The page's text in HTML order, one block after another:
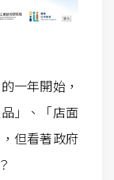
一年開始，
」、「店面
但看著政府